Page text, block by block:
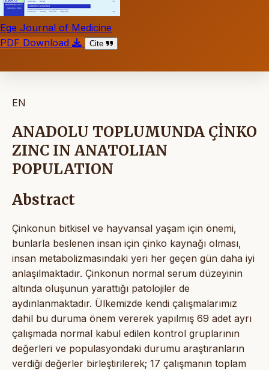
Ege Journal of Medicine
PDF Download
Cite
EN
ANADOLU TOPLUMUNDA ÇİNKO
ZINC IN ANATOLIAN
POPULATION
Abstract
Çinkonun bitkisel ve hayvansal yaşam için önemi,
bunlarla beslenen insan için çinko kaynağı olması,
insan metabolizmasındaki yeri her geçen gün daha iyi
anlaşılmaktadır. Çinkonun normal serum düzeyinin
altında oluşunun yarattığı patolojiler de
aydınlanmaktadır. Ülkemizde kendi çalışmalarımız
dahil bu duruma önem vererek yapılmış 69 adet ayrı
çalışmada normal kabul edilen kontrol gruplarının
değerleri ve populasyondaki durumu araştıranların
verdiği değerler birleştirilerek; 17 çalışmanın toplam